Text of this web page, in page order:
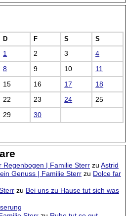
D F S S
1 2 3
4
8 9 10
11
15 16 17
18
22 23 24
25
29 30
Regenbogen | Familie Sterr zu Astrid
Genuss | Familie Sterr zu Dolce far
zu Bei uns zu Hause tut sich was